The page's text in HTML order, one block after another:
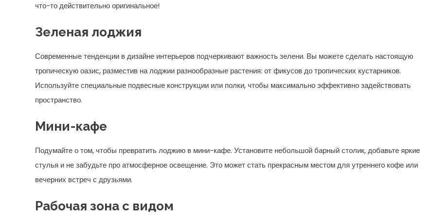
что-то действительно оригинальное!
Зеленая лоджия
Современные тенденции в дизайне интерьеров подчеркивают важность зелени. Вы можете сделать настоящую
тропическую оазис, разместив на лоджии разнообразные растения: от фикусов до тропических кустарников.
Используйте специальные подвесные конструкции или полки, чтобы максимально эффективно задействовать
пространство.
Мини-кафе
Подумайте о том, чтобы превратить лоджию в мини-кафе. Установите небольшой барный столик, добавьте яркие
стулья и не забудьте про атмосферное освещение. Это может стать прекрасным местом для утреннего кофе или
вечерних встреч с друзьями.
Рабочая зона с видом